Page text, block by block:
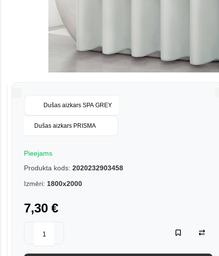
Dušas aizkars SPA GREY
Dušas aizkars PRISMA
Pieejams
Produkta kods: 2020232903458
Izmēri: 1800x2000
7,30 €